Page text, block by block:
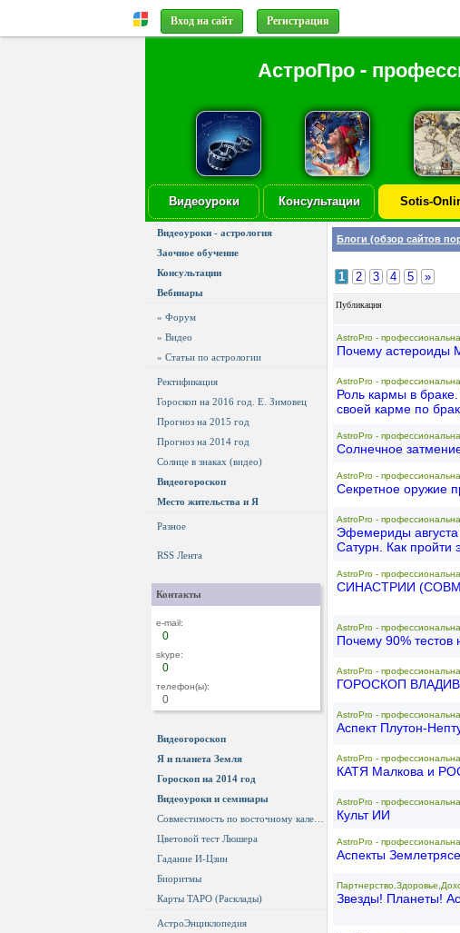
Вход на сайт Регистрация
АстроПро -
Видеоуроки Консультации Sotis-
Видеоуроки - астрология
Заочное обучение
Консультации
Вебинары
» Форум
» Видео
» Статьи по астрологии
Ректификация
Гороскоп на 2016 год. Е. Зимовец
Прогноз на 2015 год
Прогноз на 2014 год
Солнце в знаках (видео)
Видеогороскоп
Место жительства и Я
Разное
RSS Лента
Контакты
e-mail:
0
skype:
0
телефон(ы):
0
Видеогороскоп
Я и планета Земля
Гороскоп на 2014 год
Видеоуроки и семинары
Цветовой тест Люшера
Гадание И-Цзин
Биоритмы
Карты ТАРО (Расклады)
АстроЭнциклопедия
Блоги (обзор сайтов
1 2 3 4 5 »
Публикация
AstroPro -
Почему астероиды
AstroPro -
Роль кармы в
своей карме по
AstroPro -
Солнечное
AstroPro -
Секретное оружие
AstroPro -
Эфемериды
Сатурн. Как пройти
AstroPro -
СИНАСТРИИ
AstroPro -
Почему 90% тестов
AstroPro -
ГОРОСКОП
AstroPro -
Аспект Плутон-
AstroPro -
КАТЯ Малкова и
AstroPro -
Культ ИИ
AstroPro -
Аспекты
Звезды! Планеты!